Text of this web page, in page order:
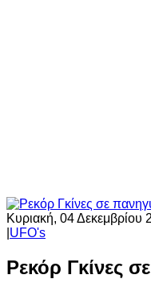
Κυριακή, 04 Δεκεμβρίου
UFO's
Ρεκόρ Γκίνες